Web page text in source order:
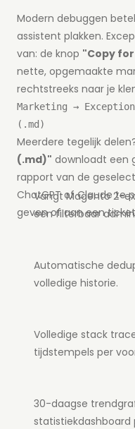
Modern debuggen
assistent plakken.
van: de knop "Copy for
nette, opgemaakte
rechtstreeks naar je
Marketing →
(.md)
Meerdere tegelijk
(.md)" downloadt een
rapport van de
ChatGPT of Claude te
geven of aan een
Vangt Magento 2-
een filterbaar
Automatische
volledige historie.
Volledige stack
tijdstempels per
30-daagse
statistiekdashboard